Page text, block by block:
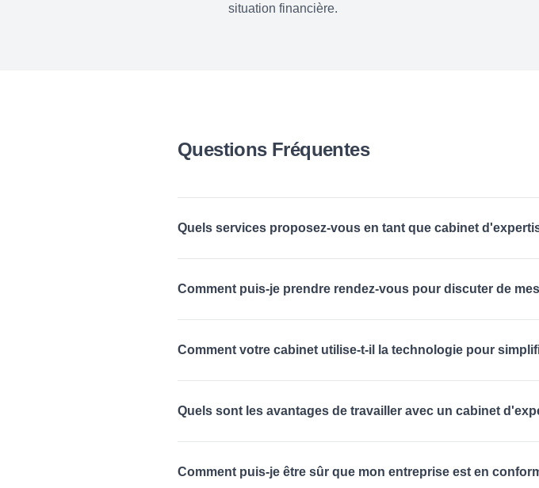
situation financière.
Questions Fréquentes
Quels services proposez-vous en tant que cabinet
Comment puis-je prendre rendez-vous pour discuter de
Comment votre cabinet utilise-t-il la technologie pour
Quels sont les avantages de travailler avec un cabinet
Comment puis-je être sûr que mon entreprise est en